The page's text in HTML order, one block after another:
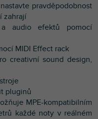
pravděpodobnost
zahrají
audio efektů pomocí
MIDI Effect rack
creativní sound design,
pluginů
MPE-kompatibilním
každé noty v reálném